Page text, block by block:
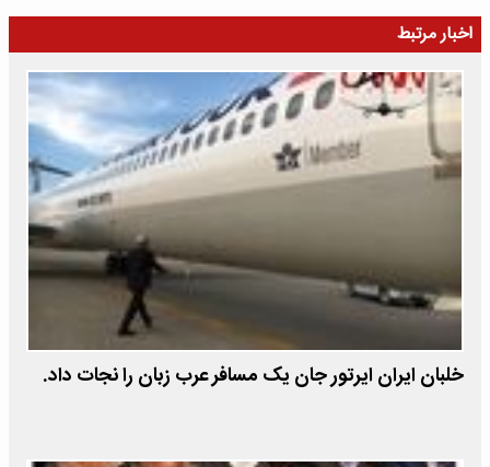
اخبار مرتبط
خلبان ایران ایرتور جان یک مسافر عرب زبان را نجات داد.